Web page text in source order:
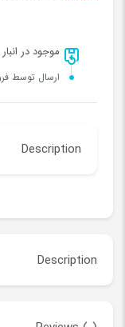
موجود در انبار
ارسال توسط
Description
سری
Description